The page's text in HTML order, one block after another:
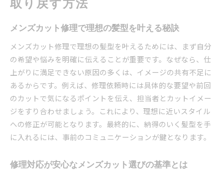
仕上がりに満足できない時のメンズカット再調整術
メンズカットで失敗した際の修理依頼のコツ
再現性を高めるメンズカット修理の具体策
満足度が上がるメンズカット再調整ポイント
修理後に後悔しないメンズカットの頼み方
再調整を成功に導くメンズカット修理活用法
東京都世田谷区小平市で安心のメンズカット修理体
験
地元で安心できるメンズカット修理サロンの特
丁寧なカウンセリングが魅力のメンズカット修
取り戻す方法
メンズカット修理で理想の髪型を叶える秘訣
メンズカット修理で理想の髪型を叶えるためには、まず自分
の希望や悩みを明確に伝えることが重要です。なぜなら、仕
上がりに満足できない原因の多くは、イメージの共有不足に
あるからです。例えば、修理依頼時には具体的な要望や前回
のカットで気になるポイントを伝え、担当者とカットイメー
ジをすり合わせましょう。これにより、理想に近いスタイル
への修正が可能となります。最終的に、納得のいく髪型を手
に入れるには、事前のコミュニケーションが鍵となります。
修理対応が安心なメンズカット選びの基準とは